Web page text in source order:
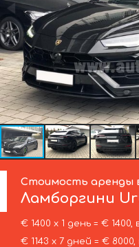
Стоимость аренды
Ламборгини
€ 1400 х 1 день = €
€ 1143 х 7 дней = €